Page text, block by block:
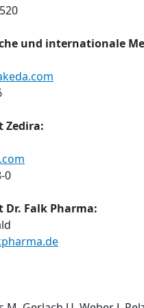
und internationale
Zedira:
0
Falk Pharma: